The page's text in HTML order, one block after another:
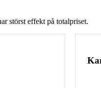
störst effekt på totalpriset.